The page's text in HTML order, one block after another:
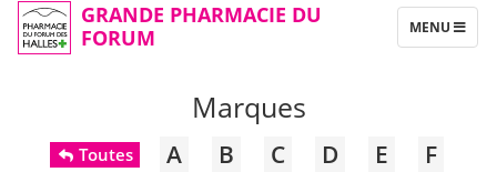
GRANDE PHARMACIE DU
FORUM
TOGGLE
NAVIGATION
MENU
Marques
Toutes A B C D E
F